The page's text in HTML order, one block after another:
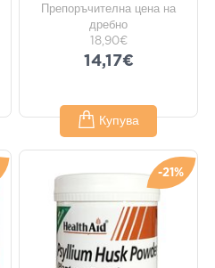
Препоръчителна цена на
дребно
18,90€
14,17€
Купува
-21%